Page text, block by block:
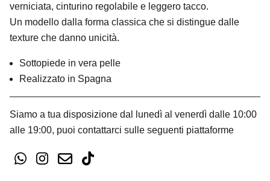
verniciata, cinturino regolabile e leggero tacco.
Un modello dalla forma classica che si distingue dalle
texture che danno unicità.
Sottopiede in vera pelle
Realizzato in Spagna
Siamo a tua disposizione dal lunedì al venerdì dalle 10:00
alle 19:00, puoi contattarci sulle seguenti piattaforme